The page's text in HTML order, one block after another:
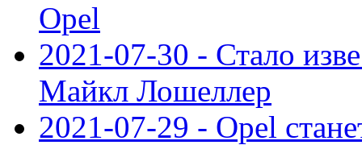
Opel
2021-07-30 - Стало
Майкл Лошеллер
2021-07-29 - Opel